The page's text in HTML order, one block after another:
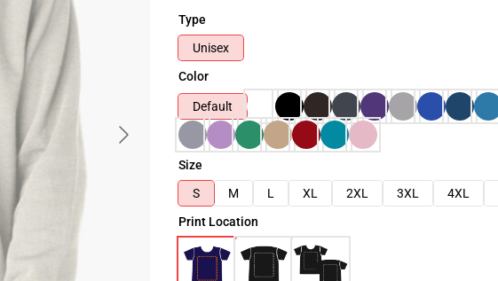
Type
Unisex
Color
Default
Size
S
M L XL 2XL 3XL 4XL
Print Location